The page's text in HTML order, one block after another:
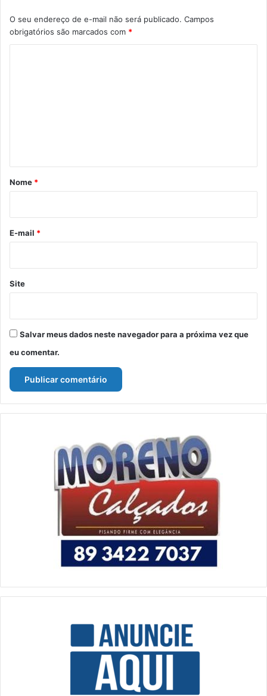
O seu endereço de e-mail não será publicado. Campos
obrigatórios são marcados com *
r
*
Nome *
E-mail *
Site
Salvar meus dados neste navegador para a próxima vez que
eu comentar.